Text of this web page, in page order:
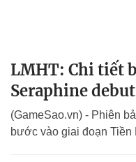
LMHT: Chi tiết
Seraphine
(GameSao.vn) - Phiên
bước vào giai đoạn Tiền